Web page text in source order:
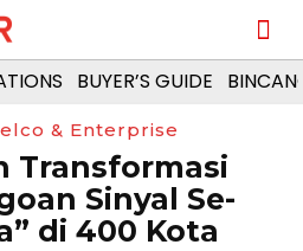
BUYER’S GUIDE
& Enterprise
Transformasi
Sinyal Se-
di 400 Kota